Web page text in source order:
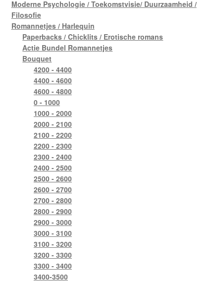
Moderne Psychologie / Toekomstvisie/ Duurzaamheid /
Filosofie
Romannetjes / Harlequin
Paperbacks / Chicklits / Erotische romans
Actie Bundel Romannetjes
Bouquet
4200 - 4400
4400 - 4600
4600 - 4800
0 - 1000
1000 - 2000
2000 - 2100
2100 - 2200
2200 - 2300
2300 - 2400
2400 - 2500
2500 - 2600
2600 - 2700
2700 - 2800
2800 - 2900
2900 - 3000
3000 - 3100
3100 - 3200
3200 - 3300
3300 - 3400
3400-3500